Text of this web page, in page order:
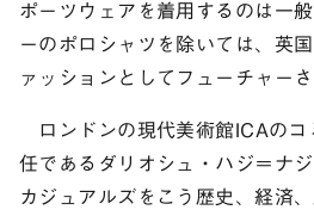
ポーツウェアを着用するのは一
ーのポロシャツを除いては、英
ァッションとしてフューチャー
ロンドンの現代美術館ICAのコ
任であるダリオシュ・ハジ＝ナ
カジュアルズをこう歴史、経済